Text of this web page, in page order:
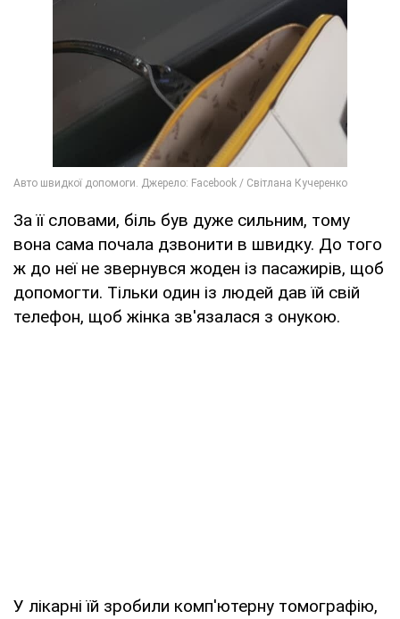
За її словами, біль був дуже сильним, тому
вона сама почала дзвонити в швидку. До того
ж до неї не звернувся жоден із пасажирів, щоб
допомогти. Тільки один із людей дав їй свій
телефон, щоб жінка зв'язалася з онукою.
У лікарні їй зробили комп'ютерну томографію,